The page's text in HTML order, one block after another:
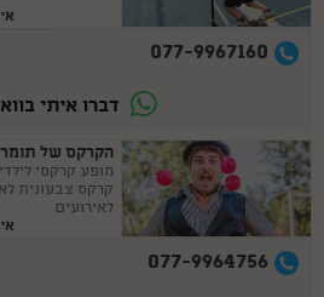
077-9967160
דברו איתי
הקרקס של תומר
מופע קרקסי
קרקס צבעונית
לאירועים
077-9964756